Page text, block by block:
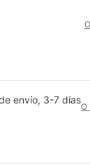
envío, 3-7 días
O